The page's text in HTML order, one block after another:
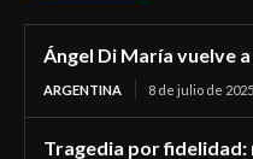
Ángel Di María vuelve
ARGENTINA 8 de julio de 2025
Tragedia por